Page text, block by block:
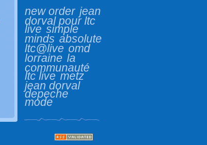
new order jean
dorval pour ltc
live simple
minds absolute
ltc@live omd
lorraine la
communauté
ltc live metz
jean dorval
depeche
mode